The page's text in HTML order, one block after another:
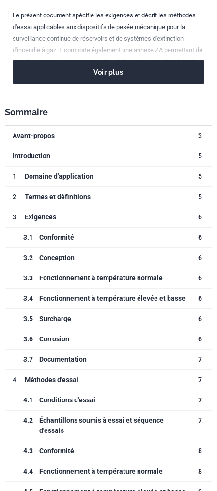
Le présent document spécifie les exigences et décrit les méthodes
d'essai applicables aux dispositifs de pesée mécanique pour la
surveillance continue de réservoirs et de systèmes d'extinction
d'incendie à gaz. Il comporte également une annexe ZA permettant de
satisfaire aux exigences essentielles de la Directive UE "Produits de
Voir plus
Sommaire
Avant-propos 3
Introduction 5
1 Domaine d'application 5
2 Termes et définitions 5
3 Exigences 6
3.1 Conformité 6
3.2 Conception 6
3.3 Fonctionnement à température normale 6
3.4 Fonctionnement à température élevée et basse 6
3.5 Surcharge 6
3.6 Corrosion 6
3.7 Documentation 7
4 Méthodes d'essai 7
4.1 Conditions d'essai 7
4.2
Échantillons soumis à essai et séquence
d'essais
7
4.3 Conformité 8
4.4 Fonctionnement à température normale 8